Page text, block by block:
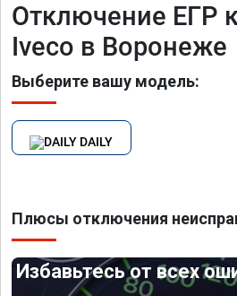
Отключение ЕГР
Iveco в Воронеже
Выберите вашу модель:
DAILY
Плюсы отключения
Избавьтесь от всех